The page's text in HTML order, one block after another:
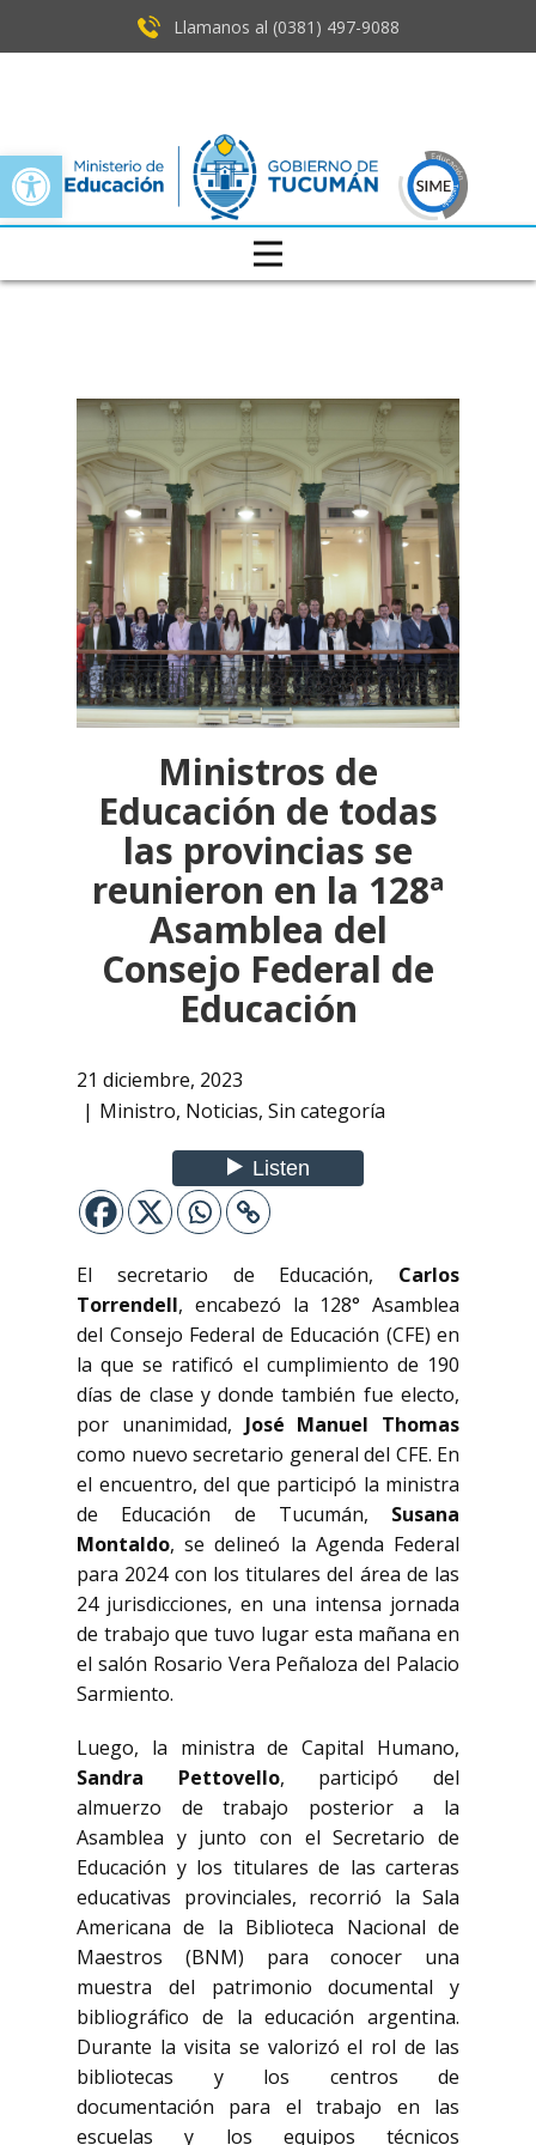
Open toolbar
Llamanos al (0381) ​497-9088
Ministros de
Educación de todas
las provincias se
reunieron en la 128ª
Asamblea del
Consejo Federal de
Educación
21 diciembre, 2023
Ministro, Noticias, Sin categoría
El secretario de Educación, Carlos
Torrendell, encabezó la 128° Asamblea
del Consejo Federal de Educación (CFE) en
la que se ratificó el cumplimiento de 190
días de clase y donde también fue electo,
por unanimidad, José Manuel Thomas
como nuevo secretario general del CFE. En
el encuentro, del que participó la ministra
de Educación de Tucumán, Susana
Montaldo, se delineó la Agenda Federal
para 2024 con los titulares del área de las
24 jurisdicciones, en una intensa jornada
de trabajo que tuvo lugar esta mañana en
el salón Rosario Vera Peñaloza del Palacio
Sarmiento.
Luego, la ministra de Capital Humano,
Sandra Pettovello, participó del
almuerzo de trabajo posterior a la
Asamblea y junto con el Secretario de
Educación y los titulares de las carteras
educativas provinciales, recorrió la Sala
Americana de la Biblioteca Nacional de
Maestros (BNM) para conocer una
muestra del patrimonio documental y
bibliográfico de la educación argentina.
Durante la visita se valorizó el rol de las
bibliotecas y los centros de
documentación para el trabajo en las
escuelas y los equipos técnicos